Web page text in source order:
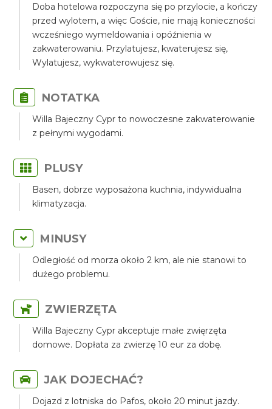
Doba hotelowa rozpoczyna się po przylocie, a kończy
przed wylotem, a więc Goście, nie mają konieczności
wcześniego wymeldowania i opóźnienia w
zakwaterowaniu. Przylatujesz, kwaterujesz się,
Wylatujesz, wykwaterowujesz się.
NOTATKA
Willa Bajeczny Cypr to nowoczesne zakwaterowanie
z pełnymi wygodami.
PLUSY
Basen, dobrze wyposażona kuchnia, indywidualna
klimatyzacja.
MINUSY
Odległość od morza około 2 km, ale nie stanowi to
dużego problemu.
ZWIERZĘTA
Willa Bajeczny Cypr akceptuje małe zwięrzęta
domowe. Dopłata za zwierzę 10 eur za dobę.
JAK DOJECHAĆ?
Dojazd z lotniska do Pafos, około 20 minut jazdy.